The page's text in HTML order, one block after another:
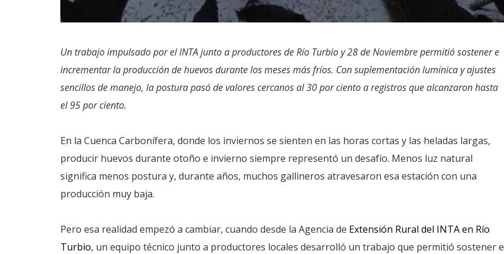
Un trabajo impulsado por el INTA junto a productores de Río Turbio y 28 de Noviembre permitió sostener e
incrementar la producción de huevos durante los meses más fríos. Con suplementación lumínica y ajustes
sencillos de manejo, la postura pasó de valores cercanos al 30 por ciento a registros que alcanzaron hasta
el 95 por ciento.
En la Cuenca Carbonífera, donde los inviernos se sienten en las horas cortas y las heladas largas,
producir huevos durante otoño e invierno siempre representó un desafío. Menos luz natural
significa menos postura y, durante años, muchos gallineros atravesaron esa estación con una
producción muy baja.
Pero esa realidad empezó a cambiar, cuando desde la Agencia de Extensión Rural del INTA en Río
Turbio, un equipo técnico junto a productores locales desarrolló un trabajo que permitió sostener e